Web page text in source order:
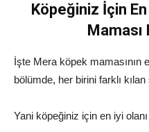
Köpeğiniz İçin
Maması
İşte Mera köpek
bölümde, her birini farklı
Yani köpeğiniz için en iyi